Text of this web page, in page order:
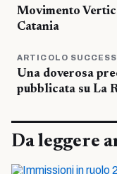
Movimento
Catania
ARTICOLO
Una doverosa
pubblicata su La
Da leggere